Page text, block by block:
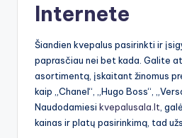
Internete
Šiandien kvepalus pasirinkti ir
paprasčiau nei bet kada. Galite
asortimentą, įskaitant žinomus
kaip „Chanel“, „Hugo Boss“,
Naudodamiesi kvepalusala.lt,
kainas ir platų pasirinkimą, tad